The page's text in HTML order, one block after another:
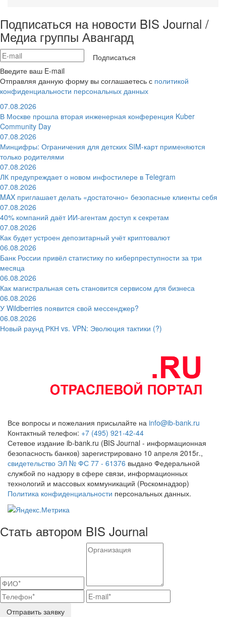
Подписаться на новости BIS Journal /
Медиа группы Авангард
Подписаться
Введите ваш E-mail
Отправляя данную форму вы соглашаетесь с политикой
конфиденциальности персональных данных
07.08.2026
В Москве прошла вторая инженерная конференция Kuber
Community Day
07.08.2026
Минцифры: Ограничения для детских SIM-карт применяются
только родителями
07.08.2026
ЛК предупреждает о новом инфостилере в Telegram
07.08.2026
MAX приглашает делать «достаточно» безопасные клиенты себя
07.08.2026
40% компаний даёт ИИ‑агентам доступ к секретам
07.08.2026
Как будет устроен депозитарный учёт криптовалют
06.08.2026
Банк России привёл статистику по киберпреступности за три
месяца
06.08.2026
Как магистральная сеть становится сервисом для бизнеса
06.08.2026
У Wildberries появится свой мессенджер?
06.08.2026
Новый раунд РКН vs. VPN: Эволюция тактики (?)
Все вопросы и пожелания присылайте на info@ib-bank.ru
Контактный телефон: +7 (495) 921-42-44
Сетевое издание ib-bank.ru (BIS Journal - информационная
безопасность банков) зарегистрировано 10 апреля 2015г.,
свидетельство ЭЛ № ФС 77 - 61376 выдано Федеральной
службой по надзору в сфере связи, информационных
технологий и массовых коммуникаций (Роскомнадзор)
Политика конфиденциальности персональных данных.
Стать автором BIS Journal
Отправить заявку